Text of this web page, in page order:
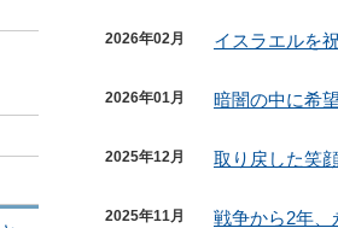
2026年02月 イスラエルを
2026年01月 暗闇の中に希
2025年12月 取り戻した笑
2025年11月 戦争から2年